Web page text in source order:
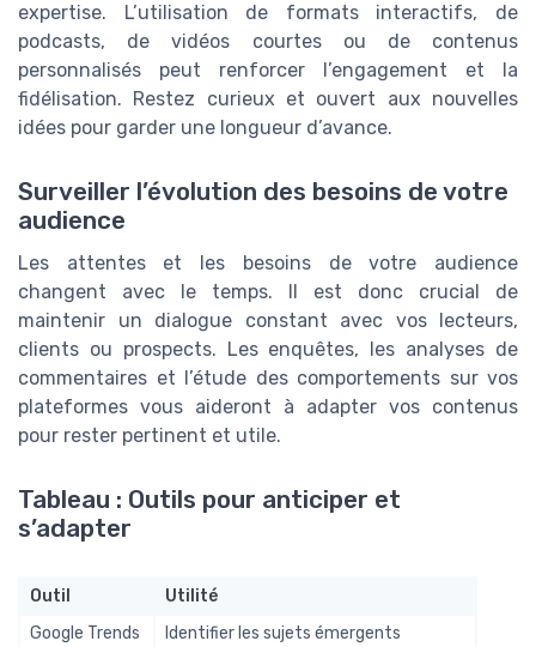
expertise. L’utilisation de formats interactifs, de
podcasts, de vidéos courtes ou de contenus
personnalisés peut renforcer l’engagement et la
fidélisation. Restez curieux et ouvert aux nouvelles
idées pour garder une longueur d’avance.
Surveiller l’évolution des besoins de votre
audience
Les attentes et les besoins de votre audience
changent avec le temps. Il est donc crucial de
maintenir un dialogue constant avec vos lecteurs,
clients ou prospects. Les enquêtes, les analyses de
commentaires et l’étude des comportements sur vos
plateformes vous aideront à adapter vos contenus
pour rester pertinent et utile.
Tableau : Outils pour anticiper et
s’adapter
Outil
Utilité
Google Trends
Identifier les sujets émergents